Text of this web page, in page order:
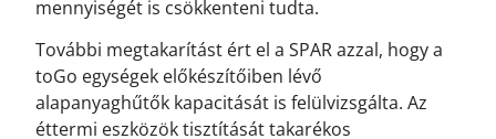
mennyiségét is csökkenteni tudta.
További megtakarítást ért el a SPAR azzal, hogy a
toGo egységek előkészítőiben lévő
alapanyaghűtők kapacitását is felülvizsgálta. Az
éttermi eszközök tisztítását takarékos